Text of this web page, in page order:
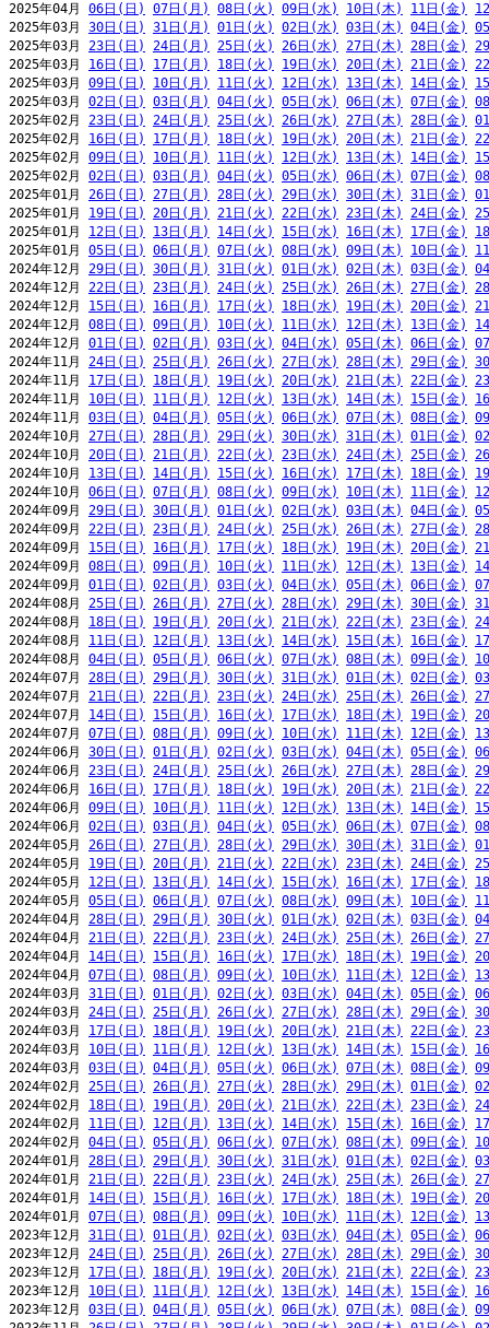
2025年04月 06日(日) 07日(月) 08日(火) 09日(水) 10日(木) 11日(金)
2025年03月 30日(日) 31日(月) 01日(火) 02日(水) 03日(木) 04日(金)
2025年03月 23日(日) 24日(月) 25日(火) 26日(水) 27日(木) 28日(金)
2025年03月 16日(日) 17日(月) 18日(火) 19日(水) 20日(木) 21日(金)
2025年03月 09日(日) 10日(月) 11日(火) 12日(水) 13日(木) 14日(金)
2025年03月 02日(日) 03日(月) 04日(火) 05日(水) 06日(木) 07日(金)
2025年02月 23日(日) 24日(月) 25日(火) 26日(水) 27日(木) 28日(金)
2025年02月 16日(日) 17日(月) 18日(火) 19日(水) 20日(木) 21日(金)
2025年02月 09日(日) 10日(月) 11日(火) 12日(水) 13日(木) 14日(金)
2025年02月 02日(日) 03日(月) 04日(火) 05日(水) 06日(木) 07日(金)
2025年01月 26日(日) 27日(月) 28日(火) 29日(水) 30日(木) 31日(金)
2025年01月 19日(日) 20日(月) 21日(火) 22日(水) 23日(木) 24日(金)
2025年01月 12日(日) 13日(月) 14日(火) 15日(水) 16日(木) 17日(金)
2025年01月 05日(日) 06日(月) 07日(火) 08日(水) 09日(木) 10日(金)
2024年12月 29日(日) 30日(月) 31日(火) 01日(水) 02日(木) 03日(金)
2024年12月 22日(日) 23日(月) 24日(火) 25日(水) 26日(木) 27日(金)
2024年12月 15日(日) 16日(月) 17日(火) 18日(水) 19日(木) 20日(金)
2024年12月 08日(日) 09日(月) 10日(火) 11日(水) 12日(木) 13日(金)
2024年12月 01日(日) 02日(月) 03日(火) 04日(水) 05日(木) 06日(金)
2024年11月 24日(日) 25日(月) 26日(火) 27日(水) 28日(木) 29日(金)
2024年11月 17日(日) 18日(月) 19日(火) 20日(水) 21日(木) 22日(金)
2024年11月 10日(日) 11日(月) 12日(火) 13日(水) 14日(木) 15日(金)
2024年11月 03日(日) 04日(月) 05日(火) 06日(水) 07日(木) 08日(金)
2024年10月 27日(日) 28日(月) 29日(火) 30日(水) 31日(木) 01日(金)
2024年10月 20日(日) 21日(月) 22日(火) 23日(水) 24日(木) 25日(金)
2024年10月 13日(日) 14日(月) 15日(火) 16日(水) 17日(木) 18日(金)
2024年10月 06日(日) 07日(月) 08日(火) 09日(水) 10日(木) 11日(金)
2024年09月 29日(日) 30日(月) 01日(火) 02日(水) 03日(木) 04日(金)
2024年09月 22日(日) 23日(月) 24日(火) 25日(水) 26日(木) 27日(金)
2024年09月 15日(日) 16日(月) 17日(火) 18日(水) 19日(木) 20日(金)
2024年09月 08日(日) 09日(月) 10日(火) 11日(水) 12日(木) 13日(金)
2024年09月 01日(日) 02日(月) 03日(火) 04日(水) 05日(木) 06日(金)
2024年08月 25日(日) 26日(月) 27日(火) 28日(水) 29日(木) 30日(金)
2024年08月 18日(日) 19日(月) 20日(火) 21日(水) 22日(木) 23日(金)
2024年08月 11日(日) 12日(月) 13日(火) 14日(水) 15日(木) 16日(金)
2024年08月 04日(日) 05日(月) 06日(火) 07日(水) 08日(木) 09日(金)
2024年07月 28日(日) 29日(月) 30日(火) 31日(水) 01日(木) 02日(金)
2024年07月 21日(日) 22日(月) 23日(火) 24日(水) 25日(木) 26日(金)
2024年07月 14日(日) 15日(月) 16日(火) 17日(水) 18日(木) 19日(金)
2024年07月 07日(日) 08日(月) 09日(火) 10日(水) 11日(木) 12日(金)
2024年06月 30日(日) 01日(月) 02日(火) 03日(水) 04日(木) 05日(金)
2024年06月 23日(日) 24日(月) 25日(火) 26日(水) 27日(木) 28日(金)
2024年06月 16日(日) 17日(月) 18日(火) 19日(水) 20日(木) 21日(金)
2024年06月 09日(日) 10日(月) 11日(火) 12日(水) 13日(木) 14日(金)
2024年06月 02日(日) 03日(月) 04日(火) 05日(水) 06日(木) 07日(金)
2024年05月 26日(日) 27日(月) 28日(火) 29日(水) 30日(木) 31日(金)
2024年05月 19日(日) 20日(月) 21日(火) 22日(水) 23日(木) 24日(金)
2024年05月 12日(日) 13日(月) 14日(火) 15日(水) 16日(木) 17日(金)
2024年05月 05日(日) 06日(月) 07日(火) 08日(水) 09日(木) 10日(金)
2024年04月 28日(日) 29日(月) 30日(火) 01日(水) 02日(木) 03日(金)
2024年04月 21日(日) 22日(月) 23日(火) 24日(水) 25日(木) 26日(金)
2024年04月 14日(日) 15日(月) 16日(火) 17日(水) 18日(木) 19日(金)
2024年04月 07日(日) 08日(月) 09日(火) 10日(水) 11日(木) 12日(金)
2024年03月 31日(日) 01日(月) 02日(火) 03日(水) 04日(木) 05日(金)
2024年03月 24日(日) 25日(月) 26日(火) 27日(水) 28日(木) 29日(金)
2024年03月 17日(日) 18日(月) 19日(火) 20日(水) 21日(木) 22日(金)
2024年03月 10日(日) 11日(月) 12日(火) 13日(水) 14日(木) 15日(金)
2024年03月 03日(日) 04日(月) 05日(火) 06日(水) 07日(木) 08日(金)
2024年02月 25日(日) 26日(月) 27日(火) 28日(水) 29日(木) 01日(金)
2024年02月 18日(日) 19日(月) 20日(火) 21日(水) 22日(木) 23日(金)
2024年02月 11日(日) 12日(月) 13日(火) 14日(水) 15日(木) 16日(金)
2024年02月 04日(日) 05日(月) 06日(火) 07日(水) 08日(木) 09日(金)
2024年01月 28日(日) 29日(月) 30日(火) 31日(水) 01日(木) 02日(金)
2024年01月 21日(日) 22日(月) 23日(火) 24日(水) 25日(木) 26日(金)
2024年01月 14日(日) 15日(月) 16日(火) 17日(水) 18日(木) 19日(金)
2024年01月 07日(日) 08日(月) 09日(火) 10日(水) 11日(木) 12日(金)
2023年12月 31日(日) 01日(月) 02日(火) 03日(水) 04日(木) 05日(金)
2023年12月 24日(日) 25日(月) 26日(火) 27日(水) 28日(木) 29日(金)
2023年12月 17日(日) 18日(月) 19日(火) 20日(水) 21日(木) 22日(金)
2023年12月 10日(日) 11日(月) 12日(火) 13日(水) 14日(木) 15日(金)
2023年12月 03日(日) 04日(月) 05日(火) 06日(水) 07日(木) 08日(金)